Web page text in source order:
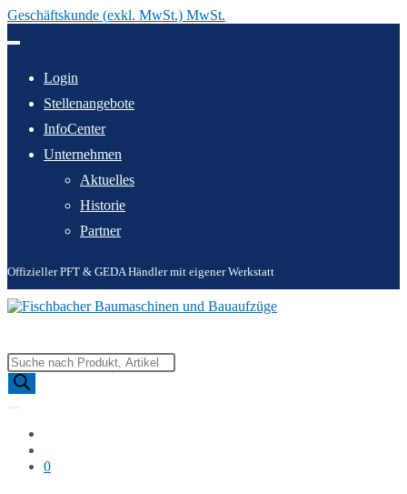
Geschäftskunde (exkl. MwSt.) MwSt.
Inhalt
Login
Stellenangebote
InfoCenter
Unternehmen
Aktuelles
Historie
Partner
Offizieller PFT & GEDA Händler mit eigener Werkstatt
Products
search
0